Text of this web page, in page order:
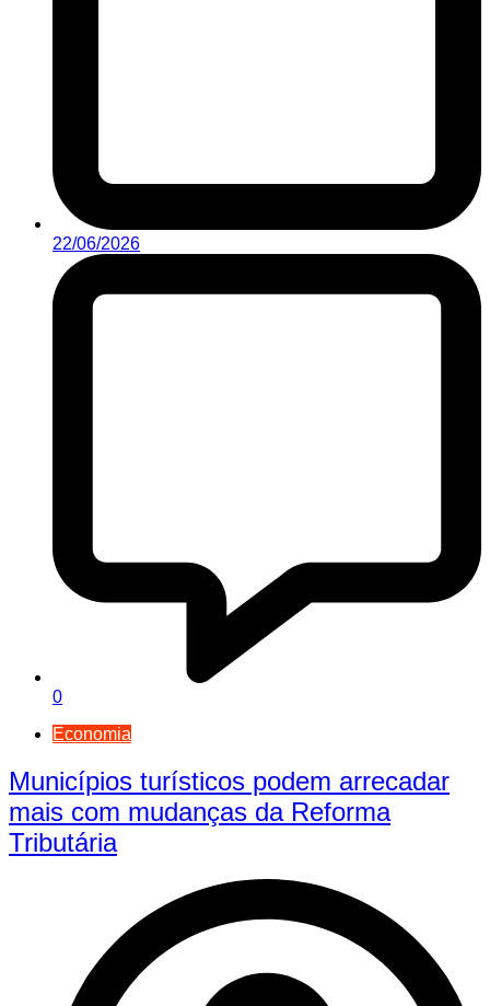
22/06/2026
0
Economia
Municípios turísticos podem arrecadar
mais com mudanças da Reforma
Tributária